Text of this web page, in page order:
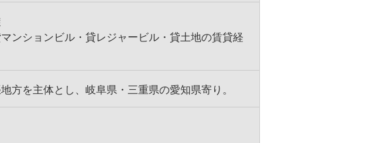
ンションビル・貸レジャービル・貸土地の賃貸経
方を主体とし、岐阜県・三重県の愛知県寄り。